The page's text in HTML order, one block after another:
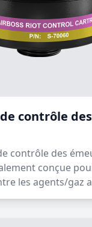
contrôle des
contrôle des
conçue
les agents/gaz